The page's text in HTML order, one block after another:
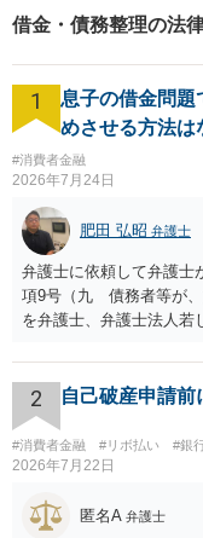
ンブルであっても、その程
免責が許可されるケースも
借金・債務整理の法
1
息子の借金問題
めさせる方法は
#消費者金融
2026年7月24日
肥田 弘昭 弁護士
弁護士に依頼して弁護士
項9号（九 債務者等が、
を弁護士、弁護士法人若
等」という。）に委託し
民事事件に関する手続
の旨の通知があつた場合
に対し、電話をかけ、電
いて送信し、又は訪問す
かわらず、更にこれらの
2 自己破産申請前
#消費者金融 #リボ払い #銀
2026年7月22日
匿名A 弁護士